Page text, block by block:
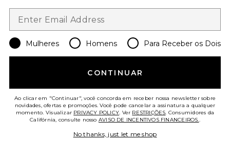
Change Country Regions
USD
AJUDE-NOS A MELHORAR!
Responda uma rápida pesquisa sobre seu acesso.Vamos lá!
ATENDIMENTO AO CLIENTE
Mulheres Homens Para Receber os Dois
CONTINUAR
Ao clicar em "Continuar", você concorda em receber nossa newsletter sobre
novidades, ofertas e promoções. Você pode cancelar a assinatura a qualquer
momento. Visualizar PRIVACY POLICY. Ver RESTRIÇÕES. Consumidores da
Califórnia, consulte nosso AVISO DE INCENTIVOS FINANCEIROS..
No thanks, just let me shop